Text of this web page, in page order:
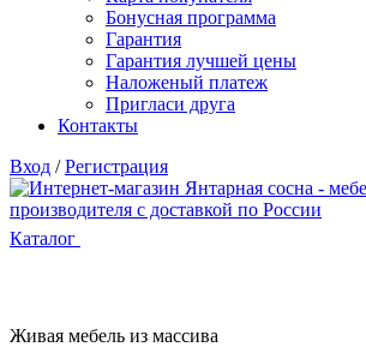
Бонусная программа
Гарантия
Гарантия лучшей цены
Наложеный платеж
Пригласи друга
Контакты
Вход / Регистрация
Каталог
Живая мебель из массива